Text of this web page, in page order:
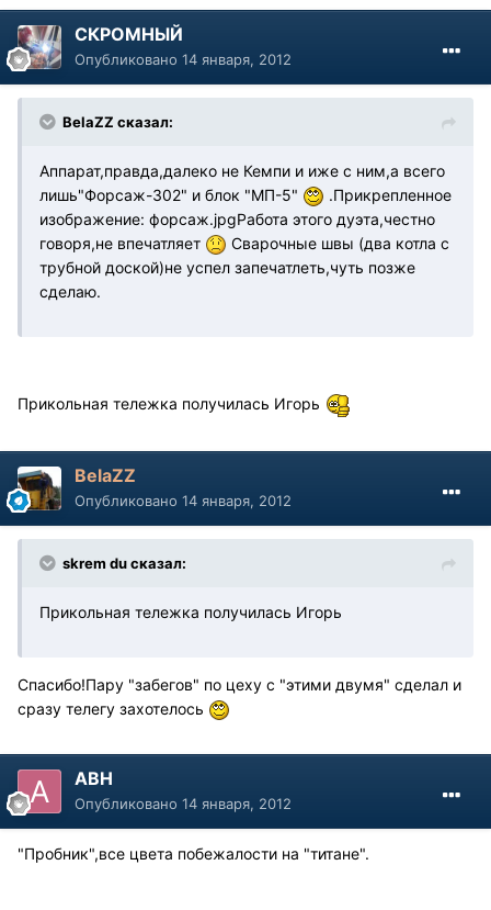
СКРОМНЫЙ
Опубликовано 14 января, 2012
BelaZZ сказал:
Аппарат,правда,далеко не Кемпи и иже с ним,а всего
лишь"Форсаж-302" и блок "МП-5"
.Прикрепленное
изображение: форсаж.jpgРабота этого дуэта,честно
говоря,не впечатляет
Сварочные швы (два котла с
трубной доской)не успел запечатлеть,чуть позже
сделаю.
Прикольная тележка получилась Игорь
BelaZZ
Опубликовано 14 января, 2012
skrem du сказал:
Прикольная тележка получилась Игорь
Спасибо!Пару "забегов" по цеху с "этими двумя" сделал и
сразу телегу захотелось
АВН
Опубликовано 14 января, 2012
"Пробник",все цвета побежалости на "титане".